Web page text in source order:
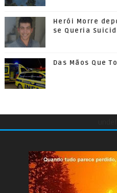
Herói Morre
se Queria
Das Mãos Que